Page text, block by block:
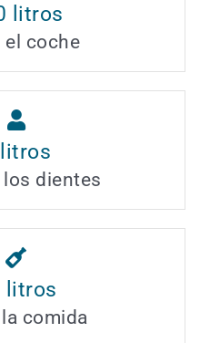
litros
el coche
litros
los dientes
litros
comida